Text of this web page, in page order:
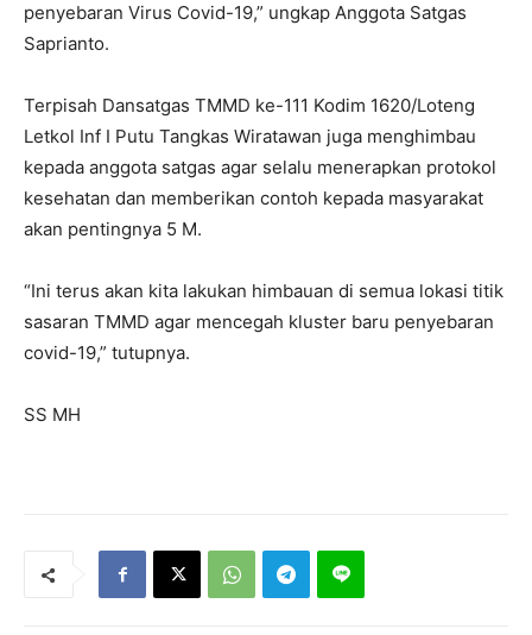
penyebaran Virus Covid-19,” ungkap Anggota Satgas
Saprianto.
Terpisah Dansatgas TMMD ke-111 Kodim 1620/Loteng
Letkol Inf I Putu Tangkas Wiratawan juga menghimbau
kepada anggota satgas agar selalu menerapkan protokol
kesehatan dan memberikan contoh kepada masyarakat
akan pentingnya 5 M.
“Ini terus akan kita lakukan himbauan di semua lokasi titik
sasaran TMMD agar mencegah kluster baru penyebaran
covid-19,” tutupnya.
SS MH